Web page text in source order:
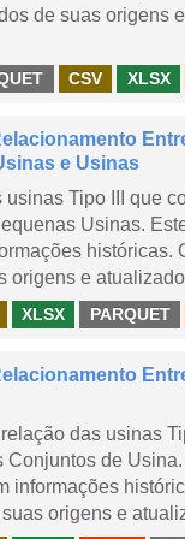
de suas origens
CSV XLSX
e Usinas
usinas Tipo III que
Usinas.
históricas.
origens e
XLSX PARQUET
das usinas
Conjuntos de
informações
origens e